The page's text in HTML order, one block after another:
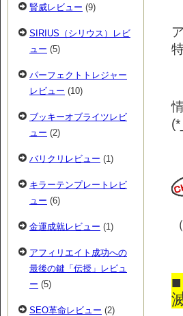
賢威レビュー (9)
SIRIUS（シリウス）レビ
ュー (5)
パーフェクトトレジャー
レビュー (10)
ブッキーオブライツレビ
ュー (2)
バリクリレビュー (1)
キラーテンプレートレビ
ュー (6)
金運成就レビュー (1)
アフィリエイト成功への
最後の鍵「伝授」レビュ
ー (5)
SEO革命レビュー (2)